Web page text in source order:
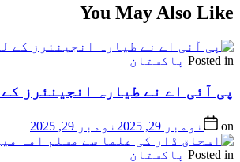
You May Also Like
Posted in پاکستان
پی آئی اے نے طیارہ انجینئرز
on نومبر 29, 2025 نومبر 29, 2025
Posted in پاکستان